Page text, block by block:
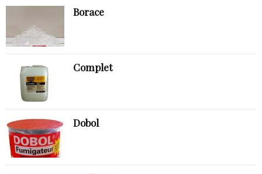
Borace
Complet
Dobol